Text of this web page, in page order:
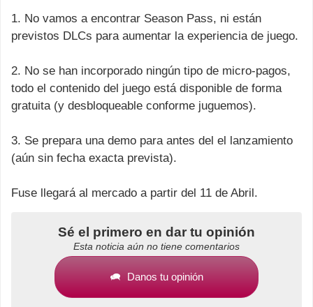
1. No vamos a encontrar Season Pass, ni están
previstos DLCs para aumentar la experiencia de juego.
2. No se han incorporado ningún tipo de micro-pagos,
todo el contenido del juego está disponible de forma
gratuita (y desbloqueable conforme juguemos).
3. Se prepara una demo para antes del el lanzamiento
(aún sin fecha exacta prevista).
Fuse llegará al mercado a partir del 11 de Abril.
Sé el primero en dar tu opinión
Esta noticia aún no tiene comentarios
Danos tu opinión